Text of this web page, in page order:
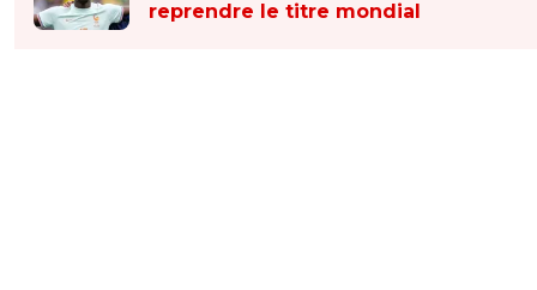
reprendre le titre mondial